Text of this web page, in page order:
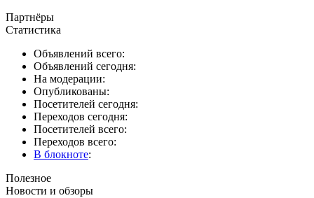
Партнёры
Статистика
Объявлений всего:
Объявлений сегодня:
На модерации:
Опубликованы:
Посетителей сегодня:
Переходов сегодня:
Посетителей всего:
Переходов всего:
В блокноте:
Полезное
Новости и обзоры